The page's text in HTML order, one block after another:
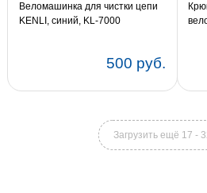
Веломашинка для чистки цепи
KENLI, синий, KL-7000
500 руб.
Загрузить ещё 17 -